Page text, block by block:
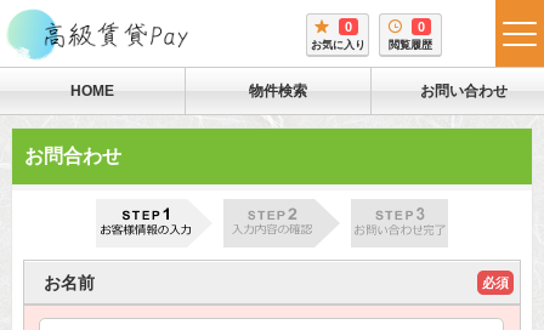
0
お気に入り
0
閲覧履歴
HOME 物件検索 お問い合わせ
お問合わせ
お名前 必須